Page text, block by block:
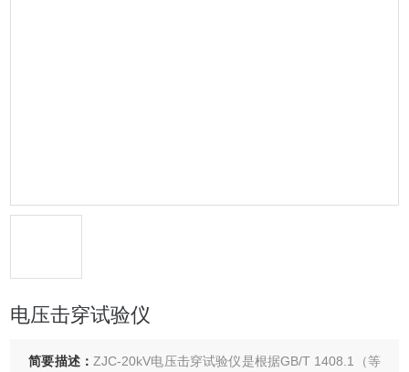
电压击穿试验仪
简要描述： ZJC-20kV电压击穿试验仪是根据GB/T 1408.1（等